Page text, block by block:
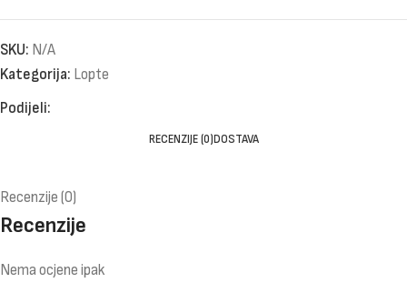
SKU: N/A
Kategorija: Lopte
Podijeli:
RECENZIJE (0)DOSTAVA
Recenzije (0)
Recenzije
Nema ocjene ipak